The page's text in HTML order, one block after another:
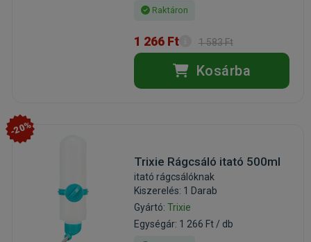
Raktáron
1 266 Ft 1 583 Ft
Kosárba
-20%
Trixie Rágcsáló itató 500ml
itató rágcsálóknak
Kiszerelés: 1 Darab
Gyártó: Trixie
Egységár: 1 266 Ft / db